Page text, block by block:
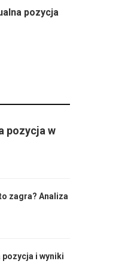
pozycja
pozycja w
zagra? Analiza
pozycja i wyniki